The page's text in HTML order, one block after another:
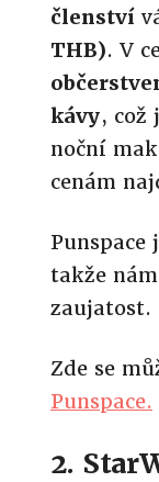
členství
THB). V
kávy, což
noční
cenám
Punspace
takže
zaujatost.
Zde se
Punspace.
2.